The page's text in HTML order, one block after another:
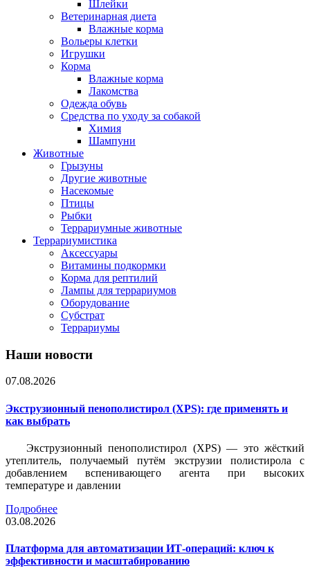
Шлейки
Ветеринарная диета
Влажные корма
Вольеры клетки
Игрушки
Корма
Влажные корма
Лакомства
Одежда обувь
Средства по уходу за собакой
Химия
Шампуни
Животные
Грызуны
Другие животные
Насекомые
Птицы
Рыбки
Террариумные животные
Террариумистика
Аксессуары
Витамины подкормки
Корма для рептилий
Лампы для террариумов
Оборудование
Субстрат
Террариумы
Наши новости
07.08.2026
Экструзионный пенополистирол (XPS): где применять и
как выбрать
Экструзионный пенополистирол (XPS) — это жёсткий
утеплитель, получаемый путём экструзии полистирола с
добавлением вспенивающего агента при высоких
температуре и давлении
Подробнее
03.08.2026
Платформа для автоматизации ИТ-операций: ключ к
эффективности и масштабированию